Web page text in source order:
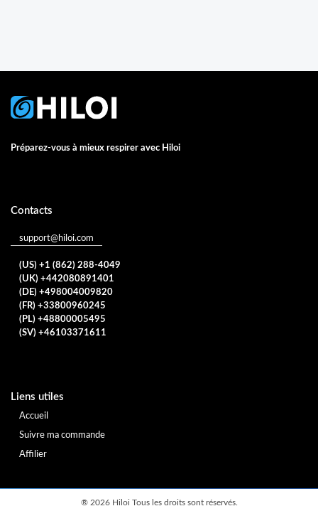
Préparez-vous à mieux respirer avec Hiloi
Contacts
support@hiloi.com
(US) +1 (862) 288-4049
(UK) +442080891401
(DE) +498004009820
(FR) +33800960245
(PL) +48800005495
(SV) +46103371611
Liens utiles
Accueil
Suivre ma commande
Affilier
® 2026 Hiloi Tous les droits sont réservés.